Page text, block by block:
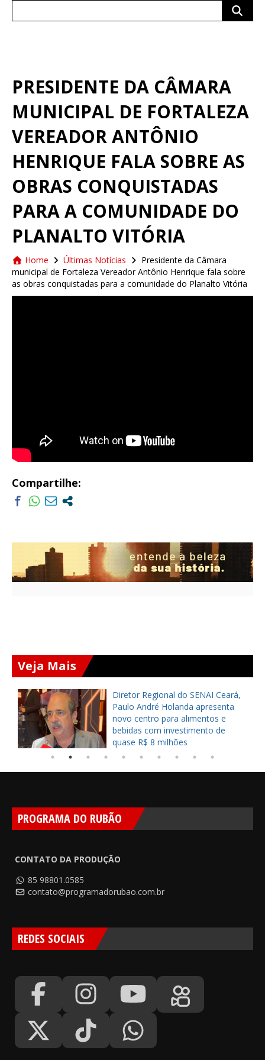
PRESIDENTE DA CÂMARA
MUNICIPAL DE FORTALEZA
VEREADOR ANTÔNIO
HENRIQUE FALA SOBRE AS
OBRAS CONQUISTADAS
PARA A COMUNIDADE DO
PLANALTO VITÓRIA
Home Últimas Notícias
Presidente da Câmara
municipal de Fortaleza Vereador Antônio Henrique fala sobre
as obras conquistadas para a comunidade do Planalto Vitória
Compartilhe:
Veja Mais
Deputado federal Danilo Forte
alerta Elmano: “Já vi gente
começando com 70% e perder a
eleição”
PROGRAMA DO RUBÃO
CONTATO DA PRODUÇÃO
85 98801.0585
contato@programadorubao.com.br
REDES SOCIAIS